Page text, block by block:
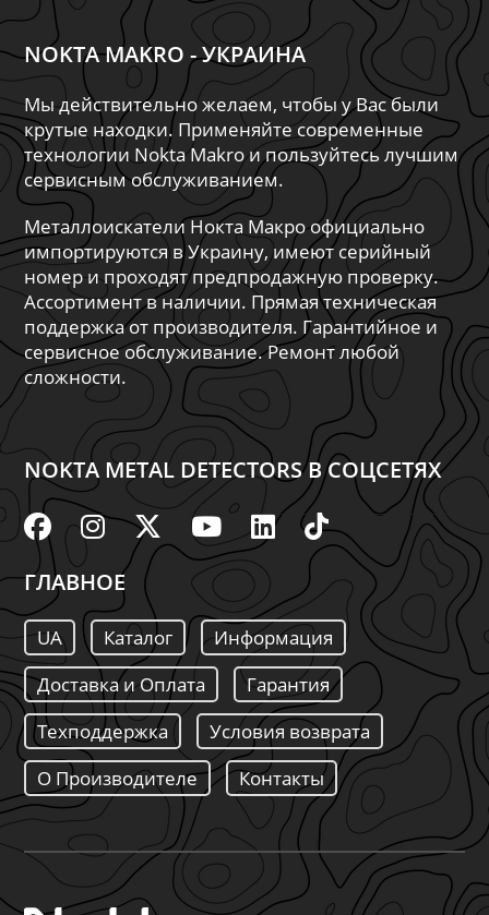
NOKTA MAKRO - УКРАИНА
Мы действительно желаем, чтобы у Вас были
крутые находки. Применяйте современные
технологии Nokta Makro и пользуйтесь лучшим
сервисным обслуживанием.
Металлоискатели Нокта Макро официально
импортируются в Украину, имеют серийный
номер и проходят предпродажную проверку.
Ассортимент в наличии. Прямая техническая
поддержка от производителя. Гарантийное и
сервисное обслуживание. Ремонт любой
сложности.
NOKTA METAL DETECTORS В СОЦСЕТЯХ
ГЛАВНОЕ
UA Каталог
Информация
Доставка и Оплата
Гарантия
Техподдержка
Условия возврата
О Производителе
Контакты